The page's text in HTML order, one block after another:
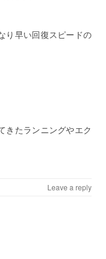
り早い回復スピードの
きたランニングやエク
Leave a reply